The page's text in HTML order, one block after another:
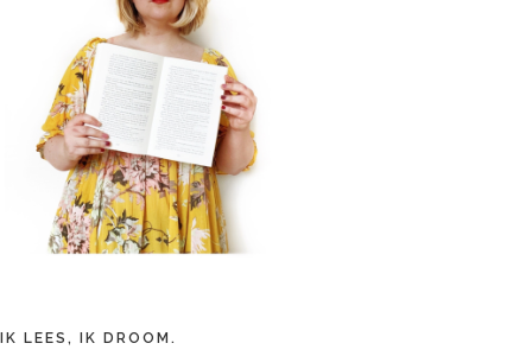
IK LEES, IK DROOM.